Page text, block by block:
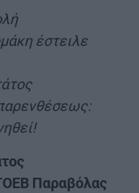
έστειλε
Παραβόλας